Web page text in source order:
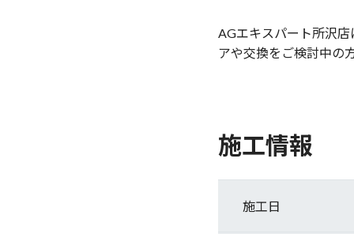
AGエキスパート所沢
アや交換をご検討中の
施工情報
施工日